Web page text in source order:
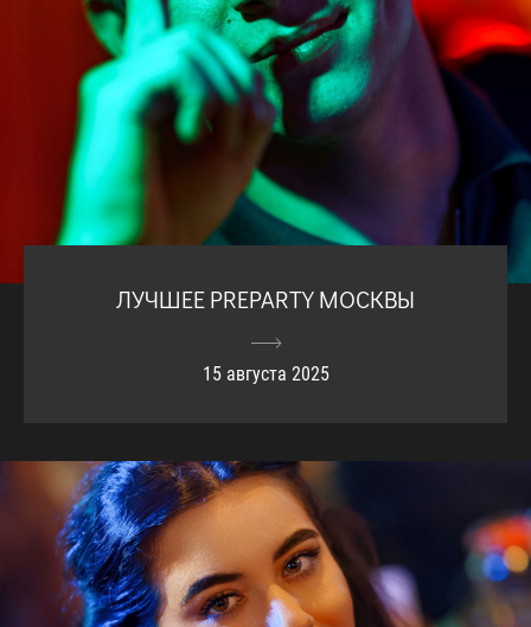
ЛУЧШЕЕ PREPARTY МОСКВЫ
15 августа 2025